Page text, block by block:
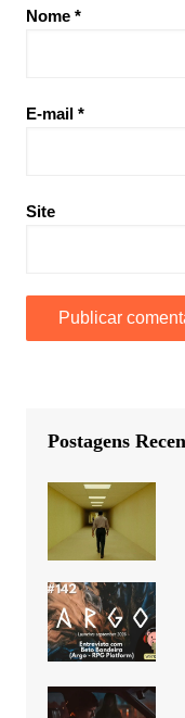
Nome *
E-mail *
Site
Postagens